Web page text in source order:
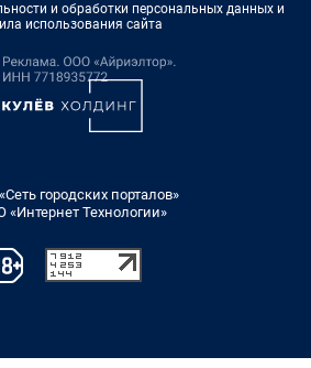
и обработки персональных данных и
использования сайта
городских порталов»
Технологии»